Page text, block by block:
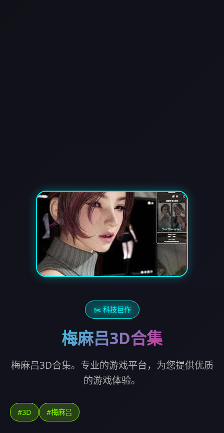
✂️ 科技巨作
梅麻吕3D合集
梅麻吕3D合集。专业的游戏平台，为您提供优质
的游戏体验。
#3D #梅麻吕